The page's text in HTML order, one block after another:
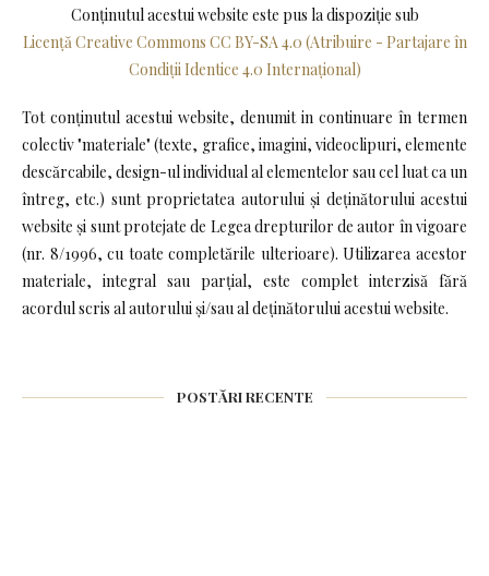
Conținutul acestui website este pus la dispoziţie sub
Licență Creative Commons CC BY-SA 4.0 (Atribuire - Partajare în
Condiții Identice 4.0 Internațional)
Tot conținutul acestui website, denumit in continuare în termen
colectiv "materiale" (texte, grafice, imagini, videoclipuri, elemente
descărcabile, design-ul individual al elementelor sau cel luat ca un
întreg, etc.) sunt proprietatea autorului și deținătorului acestui
website și sunt protejate de Legea drepturilor de autor în vigoare
(nr. 8/1996, cu toate completările ulterioare). Utilizarea acestor
materiale, integral sau parțial, este complet interzisă fără
acordul scris al autorului și/sau al deținătorului acestui website.
POSTĂRI RECENTE